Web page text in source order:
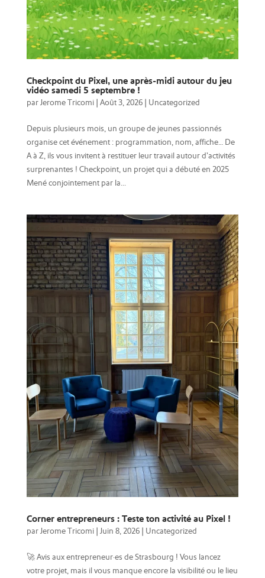
Checkpoint du Pixel, une après-midi autour du jeu
vidéo samedi 5 septembre !
parJerome Tricomi| Août 3, 2026| Uncategorized
Depuis plusieurs mois, un groupe de jeunes passionnés
organise cet événement : programmation, nom, affiche… De
A à Z, ils vous invitent à restituer leur travail autour d’activités
surprenantes ! Checkpoint, un projet qui a débuté en 2025
Mené conjointement par la...
Corner entrepreneurs : Teste ton activité au Pixel !
parJerome Tricomi| Juin 8, 2026| Uncategorized
🚀 Avis aux entrepreneur·es de Strasbourg ! Vous lancez
votre projet, mais il vous manque encore la visibilité ou le lieu